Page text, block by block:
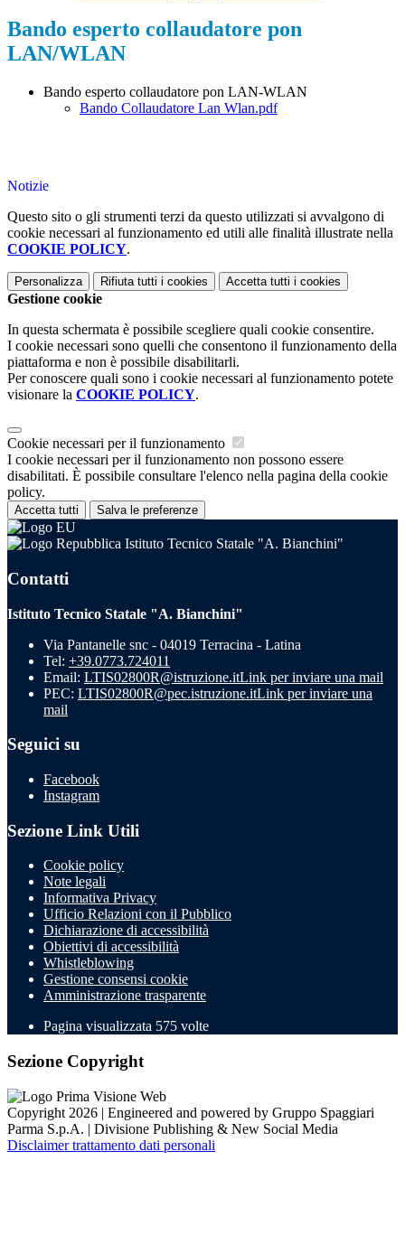
Bando esperto collaudatore pon
LAN/WLAN
Bando esperto collaudatore pon LAN-WLAN
Bando Collaudatore Lan Wlan.pdf
Notizie
Questo sito o gli strumenti terzi da questo utilizzati si avvalgono di
cookie necessari al funzionamento ed utili alle finalità illustrate nella
COOKIE POLICY.
Personalizza Rifiuta tutti i cookies Accetta tutti i cookies
Gestione cookie
In questa schermata è possibile scegliere quali cookie consentire.
I cookie necessari sono quelli che consentono il funzionamento della
piattaforma e non è possibile disabilitarli.
Per conoscere quali sono i cookie necessari al funzionamento potete
visionare la COOKIE POLICY.
Cookie necessari per il funzionamento
I cookie necessari per il funzionamento non possono essere
disabilitati. È possibile consultare l'elenco nella pagina della cookie
policy.
Accetta tutti Salva le preferenze
Istituto Tecnico Statale "A. Bianchini"
Contatti
Istituto Tecnico Statale "A. Bianchini"
Via Pantanelle snc - 04019 Terracina - Latina
Tel: +39.0773.724011
Email: LTIS02800R@istruzione.itLink per inviare una mail
PEC: LTIS02800R@pec.istruzione.itLink per inviare una
mail
Seguici su
Facebook
Instagram
Sezione Link Utili
Cookie policy
Note legali
Informativa Privacy
Ufficio Relazioni con il Pubblico
Dichiarazione di accessibilità
Obiettivi di accessibilità
Whistleblowing
Gestione consensi cookie
Amministrazione trasparente
Pagina visualizzata 575 volte
Sezione Copyright
Copyright 2026 | Engineered and powered by Gruppo Spaggiari
Parma S.p.A. | Divisione Publishing & New Social Media
Disclaimer trattamento dati personali